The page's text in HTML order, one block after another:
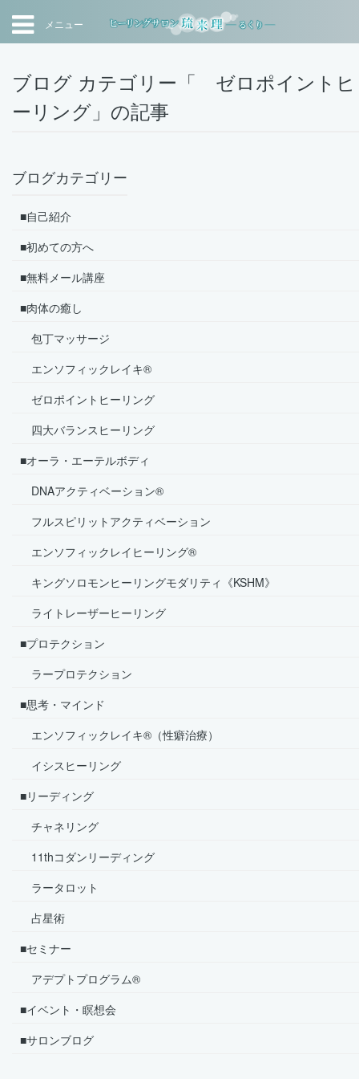
メニュー
ブログ カテゴリー「 ゼロポイントヒ
ーリング」の記事
ブログカテゴリー
■自己紹介
■初めての方へ
■無料メール講座
■肉体の癒し
包丁マッサージ
エンソフィックレイキ®
ゼロポイントヒーリング
四大バランスヒーリング
■オーラ・エーテルボディ
DNAアクティベーション®
フルスピリットアクティベーション
エンソフィックレイヒーリング®
キングソロモンヒーリングモダリティ《KSHM》
ライトレーザーヒーリング
■プロテクション
ラープロテクション
■思考・マインド
エンソフィックレイキ®（性癖治療）
イシスヒーリング
■リーディング
チャネリング
11thコダンリーディング
ラータロット
占星術
■セミナー
アデプトプログラム®
■イベント・瞑想会
■サロンブログ